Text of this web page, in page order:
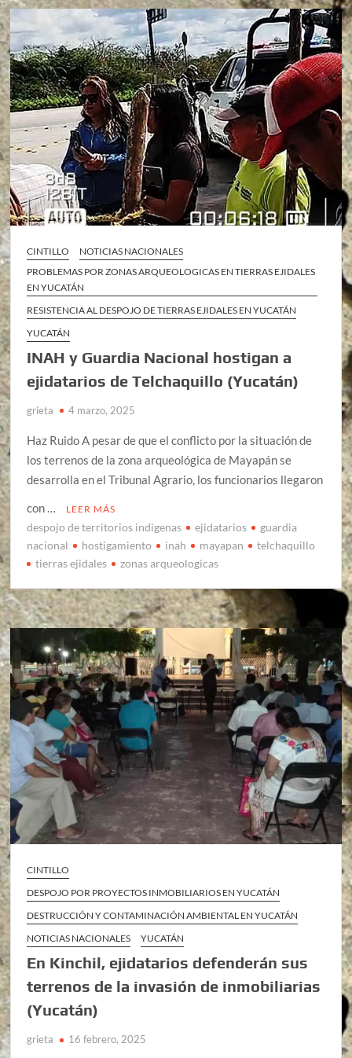
CINTILLO
NOTICIAS NACIONALES
PROBLEMAS POR ZONAS ARQUEOLOGICAS EN TIERRAS EJIDALES
EN YUCATÁN
RESISTENCIA AL DESPOJO DE TIERRAS EJIDALES EN YUCATÁN
YUCATÁN
INAH y Guardia Nacional hostigan a
ejidatarios de Telchaquillo (Yucatán)
grieta 4 marzo, 2025
Haz Ruido A pesar de que el conflicto por la situación de
los terrenos de la zona arqueológica de Mayapán se
desarrolla en el Tribunal Agrario, los funcionarios llegaron
con …
LEER MÁS
despojo de territorios indigenas ejidatarios
guardia
nacional
hostigamiento inah mayapan
telchaquillo
tierras ejidales
zonas arqueologicas
CINTILLO
DESPOJO POR PROYECTOS INMOBILIARIOS EN YUCATÁN
DESTRUCCIÓN Y CONTAMINACIÓN AMBIENTAL EN YUCATÁN
NOTICIAS NACIONALES
YUCATÁN
En Kinchil, ejidatarios defenderán sus
terrenos de la invasión de inmobiliarias
(Yucatán)
grieta 16 febrero, 2025